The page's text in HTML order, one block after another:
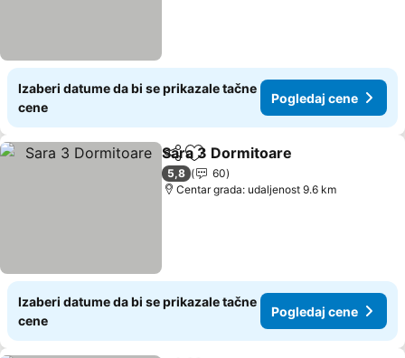
Izaberi datume da bi se prikazale tačne
cene
Pogledaj cene
Deli Dodati u favorite
Sara 3 Dormitoare
5,8
60
Centar grada: udaljenost 9.6 km
Izaberi datume da bi se prikazale tačne
cene
Pogledaj cene